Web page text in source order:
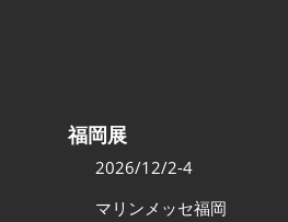
福岡展
2026/12/2-4
マリンメッセ福岡